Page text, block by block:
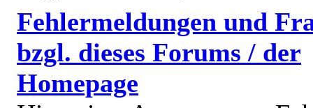
Fehlermeldungen und
bzgl. dieses Forums / der
Homepage